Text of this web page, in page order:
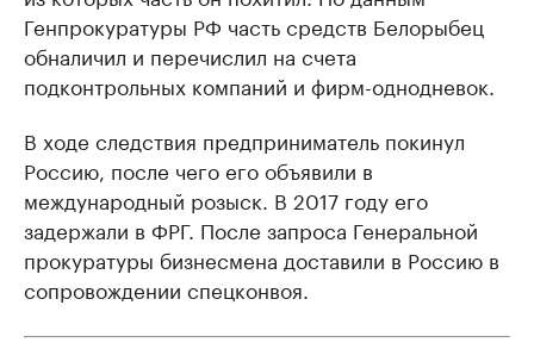
Генпрокуратуры РФ часть средств Белорыбец
обналичил и перечислил на счета
подконтрольных компаний и фирм-однодневок.
В ходе следствия предприниматель покинул
Россию, после чего его объявили в
международный розыск. В 2017 году его
задержали в ФРГ. После запроса Генеральной
прокуратуры бизнесмена доставили в Россию в
сопровождении спецконвоя.